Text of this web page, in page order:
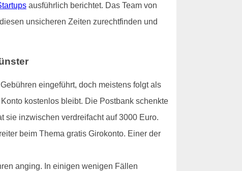
ausführlich berichtet. Das Team von
unsicheren Zeiten zurechtfinden und
eingeführt, doch meistens folgt als
kostenlos bleibt. Die Postbank schenkte
sie inzwischen verdreifacht auf 3000 Euro.
beim Thema gratis Girokonto. Einer der
anging. In einigen wenigen Fällen